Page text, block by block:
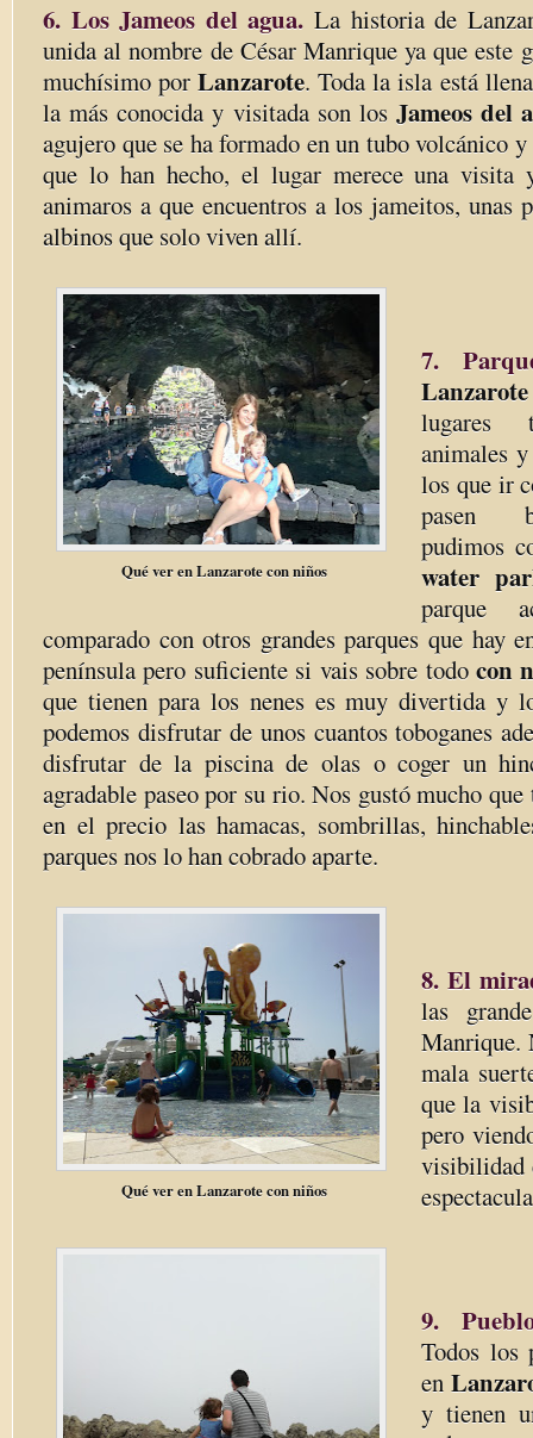
6. Los Jameos del agua. La historia de
unida al nombre de César Manrique ya que este
muchísimo por Lanzarote. Toda la isla está
la más conocida y visitada son losJameos del
agujero que se ha formado en un tubo volcánico
que lo han hecho, el lugar merece una visita
animaros a que encuentros a los jameitos, unas
albinos que solo viven allí.
Qué ver en Lanzarote con niños
7.
Lanzarote
lugares
animales
los que ir
pasen
pudimos
water
parque
comparado con otros grandes parques que hay
península pero suficiente si vais sobre todo con
que tienen para los nenes es muy divertida y
podemos disfrutar de unos cuantos toboganes
disfrutar de la piscina de olas o coger un
agradable paseo por su rio. Nos gustó mucho
en el precio las hamacas, sombrillas,
parques nos lo han cobrado aparte.
Qué ver en Lanzarote con niños
8. El
las
Manrique.
mala
que la
pero
visibilidad
9.
Todos los
en
y tienen